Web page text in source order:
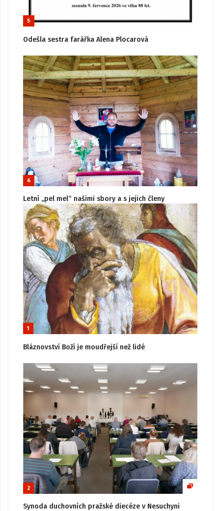
5
Odešla sestra farářka Alena Plocarová
6
Letní „pel mel“ našimi sbory a s jejich členy
1
Bláznovství Boží je moudřejší než lidé
2
Synoda duchovních pražské diecéze v Nesuchyni